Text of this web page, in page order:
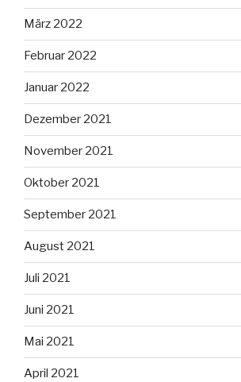
März 2022
Februar 2022
Januar 2022
Dezember 2021
November 2021
Oktober 2021
September 2021
August 2021
Juli 2021
Juni 2021
Mai 2021
April 2021